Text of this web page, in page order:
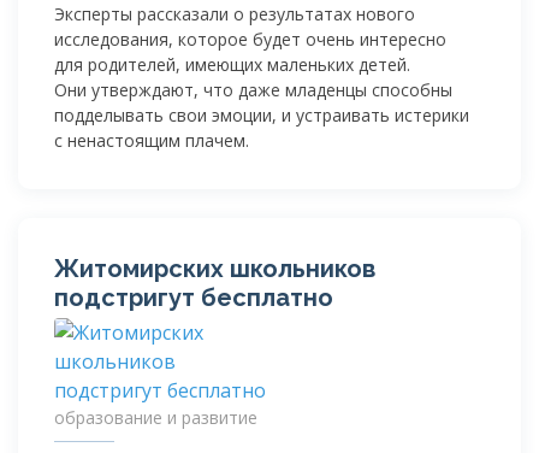
Эксперты рассказали о результатах нового
исследования, которое будет очень интересно
для родителей, имеющих маленьких детей.
Они утверждают, что даже младенцы способны
подделывать свои эмоции, и устраивать истерики
с ненастоящим плачем.
Житомирских школьников
подстригут бесплатно
образование и развитие